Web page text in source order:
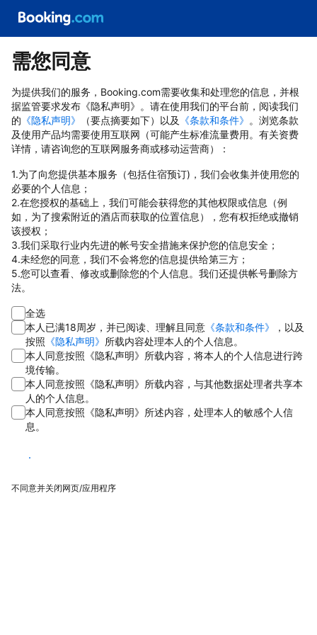
需您同意
为提供我们的服务，Booking.com需要收集和处理您的信息，并根
据监管要求发布《隐私声明》。请在使用我们的平台前，阅读我们
的 《隐私声明》 （要点摘要如下）以及 《条款和条件》 。浏览条款
及使用产品均需要使用互联网（可能产生标准流量费用。有关资费
详情，请咨询您的互联网服务商或移动运营商）：
1.为了向您提供基本服务（包括住宿预订)，我们会收集并使用您的
必要的个人信息；
2.在您授权的基础上，我们可能会获得您的其他权限或信息（例
如，为了搜索附近的酒店而获取的位置信息），您有权拒绝或撤销
该授权；
3.我们采取行业内先进的帐号安全措施来保护您的信息安全；
4.未经您的同意，我们不会将您的信息提供给第三方；
5.您可以查看、修改或删除您的个人信息。我们还提供帐号删除方
法。
全选
本人已满18周岁，并已阅读、理解且同意 《条款和条件》
，以及
按照 《隐私声明》 所载内容处理本人的个人信息。
本人同意按照《隐私声明》所载内容，将本人的个人信息进行跨
境传输。
本人同意按照《隐私声明》所载内容，与其他数据处理者共享本
人的个人信息。
本人同意按照《隐私声明》所述内容，处理本人的敏感个人信
息。
同意
不同意并关闭网页/应用程序